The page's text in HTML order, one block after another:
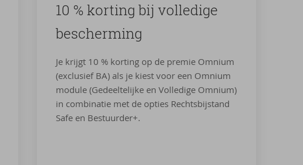
10 % kor­ting bij vol­le­di­ge
be­scher­ming
Je krijgt 10 % korting op de premie Omnium
(exclusief BA) als je kiest voor een Omnium
module (Gedeeltelijke en Volledige Omnium)
in combinatie met de opties Rechtsbijstand
Safe en Bestuurder+.